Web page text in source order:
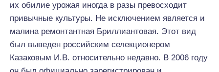
их обилие урожая иногда в разы превосходит
привычные культуры. Не исключением является и
малина ремонтантная Бриллиантовая. Этот вид
был выведен российским селекционером
Казаковым И.В. относительно недавно. В 2006 году